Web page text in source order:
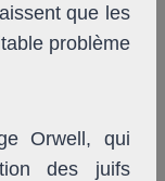
que les
problème
Orwell, qui
des juifs